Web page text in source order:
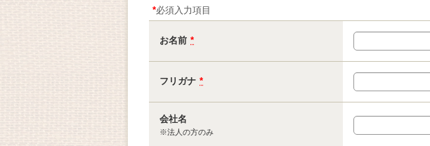
*必須入力項目
お名前 *
フリガナ *
会社名
※法人の方のみ